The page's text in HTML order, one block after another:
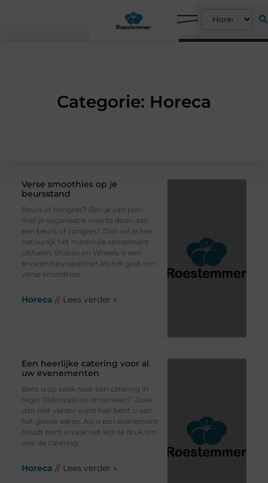
Categorie: Horeca
Verse smoothies op je
beursstand
Beurs of congres? Ben je van plan
met je organisatie mee te doen aan
een beurs of congres? Dan wil je hier
natuurlijk het maximale rendement
uithalen. Shakes on Wheels is een
ervaren beurspartner als het gaat om
verse smoothies
Horeca // Lees verder »
Een heerlijke catering voor al
uw evenementen
Bent u op zoek naar een catering in
regio Oldenzaal en omstreken? Zoek
dan niet verder want hier bent u aan
het goede adres. Als u een evenement
houdt bent u vaak net iets te druk om
ook de catering
Horeca // Lees verder »